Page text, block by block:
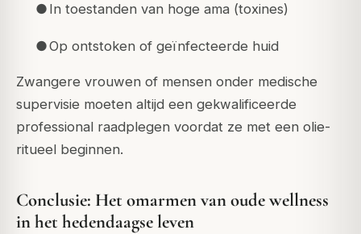
● In toestanden van hoge ama (toxines)
●Op ontstoken of geïnfecteerde huid
Zwangere vrouwen of mensen onder medische
supervisie moeten altijd een gekwalificeerde
professional raadplegen voordat ze met een olie-
ritueel beginnen.
Conclusie: Het omarmen van oude wellness
in het hedendaagse leven